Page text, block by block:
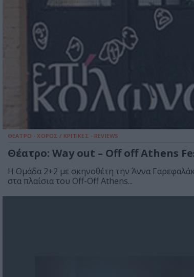
ΘΕΑΤΡΟ - ΧΟΡΟΣ / ΚΡΙΤΙΚΕΣ - REVIEWS
Θέατρο: Way out – Off off Athens
Η Ομάδα 2+2 με σκηνοθέτη την Άννα
στα πλαίσια του Off-Off Athens...